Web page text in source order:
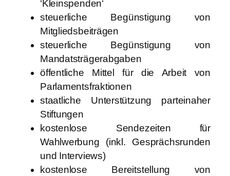
‘Kleinspenden‘
steuerliche Begünstigung von
Mitgliedsbeiträgen
steuerliche Begünstigung von
Mandatsträgerabgaben
öffentliche Mittel für die Arbeit von
Parlamentsfraktionen
staatliche Unterstützung parteinaher
Stiftungen
kostenlose Sendezeiten für
Wahlwerbung (inkl. Gesprächsrunden
und Interviews)
kostenlose Bereitstellung von